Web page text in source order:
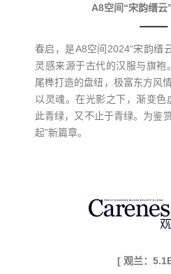
A8空间“宋韵缙云
春启，是A8空间2024“宋韵缙
灵感来源于古代的汉服与旗
尾榫打造的盘纽，极富东方风
以灵魂。在光影之下，渐变色
此青绿，又不止于青绿。为鉴
起”新篇章。
[ 观兰：